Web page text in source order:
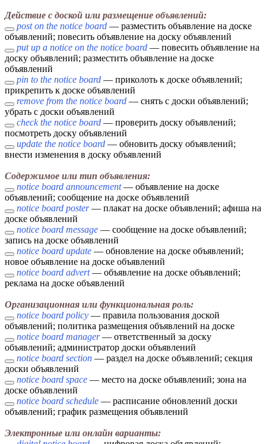
Действие с доской или размещение объявлений:
post on the notice board — разместить объявление на доске
объявлений; повесить объявление на доску объявлений
put up a notice on the notice board — повесить объявление на
доску объявлений; разместить объявление на доске
объявлений
pin to the notice board — приколоть к доске объявлений;
прикрепить к доске объявлений
remove from the notice board — снять с доски объявлений;
убрать с доски объявлений
check the notice board — проверить доску объявлений;
посмотреть доску объявлений
update the notice board — обновить доску объявлений;
внести изменения в доску объявлений
Содержимое или тип объявления:
notice board announcement— объявление на доске
объявлений; сообщение на доске объявлений
notice board poster— плакат на доске объявлений; афиша на
доске объявлений
notice board message — сообщение на доске объявлений;
запись на доске объявлений
notice board update — обновление на доске объявлений;
новое объявление на доске объявлений
notice board advert— объявление на доске объявлений;
реклама на доске объявлений
Организационная или функциональная роль:
notice board policy — правила пользования доской
объявлений; политика размещения объявлений на доске
notice board manager— ответственный за доску
объявлений; администратор доски объявлений
notice board section — раздел на доске объявлений; секция
доски объявлений
notice board space — место на доске объявлений; зона на
доске объявлений
notice board schedule — расписание обновлений доски
объявлений; график размещения объявлений
Электронные или онлайн варианты: